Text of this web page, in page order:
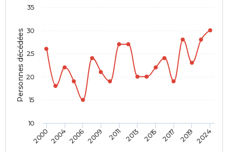
Personnes décédées
2000200420062009 2011 2013 2015 2017 2019 2024
10
15
20
25
30
35